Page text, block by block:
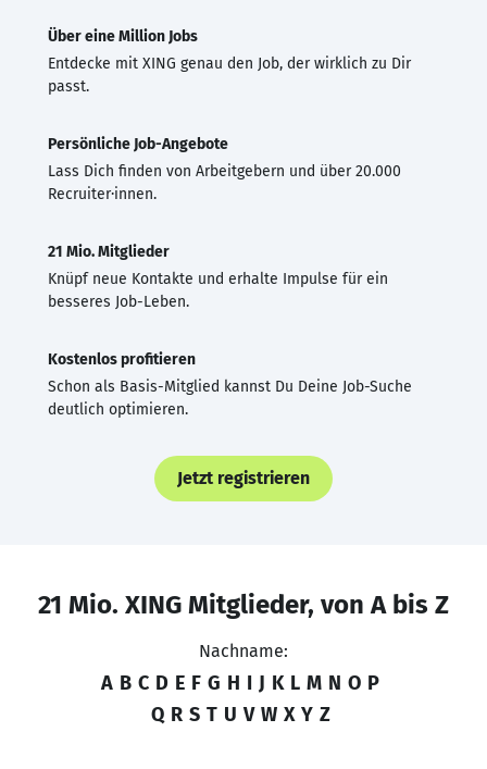
Über eine Million Jobs
Entdecke mit XING genau den Job, der wirklich zu Dir
passt.
Persönliche Job-Angebote
Lass Dich finden von Arbeitgebern und über 20.000
Recruiter·innen.
21 Mio. Mitglieder
Knüpf neue Kontakte und erhalte Impulse für ein
besseres Job-Leben.
Kostenlos profitieren
Schon als Basis-Mitglied kannst Du Deine Job-Suche
deutlich optimieren.
Jetzt registrieren
21 Mio. XING Mitglieder, von A bis Z
Nachname:
A B C D E F G H I J K L M N O P
Q R S T U V W X Y Z